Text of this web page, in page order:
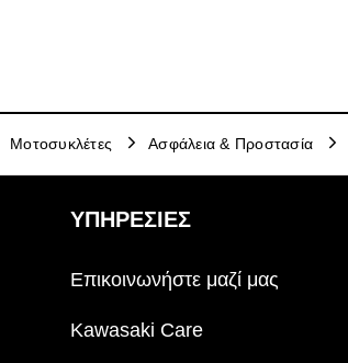
Μοτοσυκλέτες Ασφάλεια & Προστασία
ΥΠΗΡΕΣΙΕΣ
Επικοινωνήστε μαζί μας
Kawasaki Care